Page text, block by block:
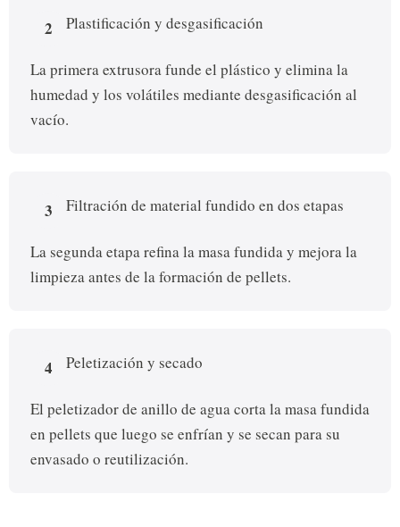
2 Plastificación y desgasificación
La primera extrusora funde el plástico y elimina la
humedad y los volátiles mediante desgasificación al
vacío.
3 Filtración de material fundido en dos etapas
La segunda etapa refina la masa fundida y mejora la
limpieza antes de la formación de pellets.
4 Peletización y secado
El peletizador de anillo de agua corta la masa fundida
en pellets que luego se enfrían y se secan para su
envasado o reutilización.